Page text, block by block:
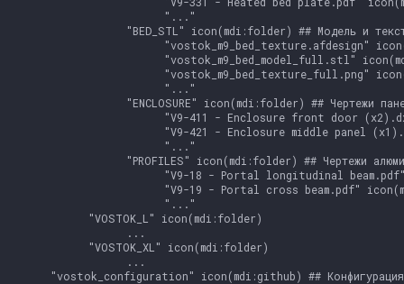
                        "..."
"BED_STL" icon(mdi:folder) ## Модель и
"vostok_m9_bed_texture.afdesign"
"vostok_m9_bed_model_full.stl"
"vostok_m9_bed_texture_full.png"
                        "..."
"ENCLOSURE" icon(mdi:folder) ## Чертежи
"V9-411 - Enclosure front door
"V9-421 - Enclosure middle panel
                        "..."
"PROFILES" icon(mdi:folder) ## Чертежи
"V9-18 - Portal longitudinal
"V9-19 - Portal cross beam.pdf"
                        "..."
            "VOSTOK_L" icon(mdi:folder)
                  ...
            "VOSTOK_XL" icon(mdi:folder)
                  ...
"vostok_configuration" icon(mdi:github) ##